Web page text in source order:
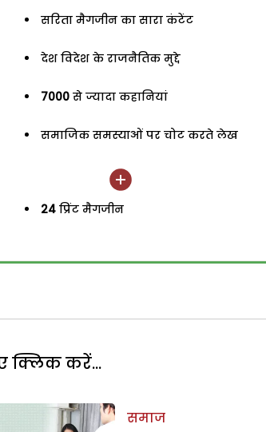
सरिता मैगजीन का सारा कंटेंट
देश विदेश के राजनैतिक मुद्दे
7000 से ज्यादा कहानियां
समाजिक समस्याओं पर चोट करते लेख
24 प्रिंट मैगजीन
क्लिक करें...
समाज